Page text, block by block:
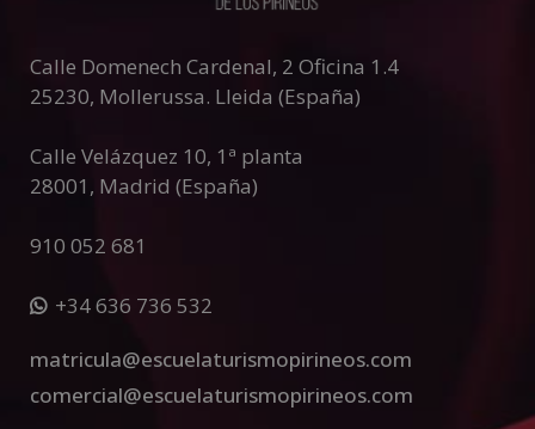
Calle Domenech Cardenal, 2 Oficina 1.4
25230, Mollerussa. Lleida (España)
Calle Velázquez 10, 1ª planta
28001 , Madrid (España)
910 052 681
+34 636 736 532
matricula@escuelaturismopirineos.com
comercial@escuelaturismopirineos.com